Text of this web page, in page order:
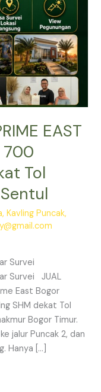
EAST
700
Tol
,Kavling Puncak,
Survei
Survei JUAL
East Bogor
SHM dekat Tol
Bogor Timur.
jalur Puncak 2, dan
Hanya […]